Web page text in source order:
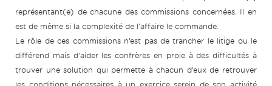
représentant(e) de chacune des commissions concernées. Il en
est de même si la complexité de l’affaire le commande.
Le rôle de ces commissions n’est pas de trancher le litige ou le
différend mais d’aider les confrères en proie à des difficultés à
trouver une solution qui permette à chacun d’eux de retrouver